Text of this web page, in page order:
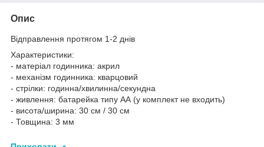
Опис
Відправлення протягом 1-2 днів
Характеристики:
- матеріал годинника: акрил
- механізм годинника: кварцовий
- стрілки: годинна/хвилинна/секундна
- живлення: батарейка типу АА (у комплект не входить)
- висота/ширина: 30 см / 30 см
- Товщина: 3 мм